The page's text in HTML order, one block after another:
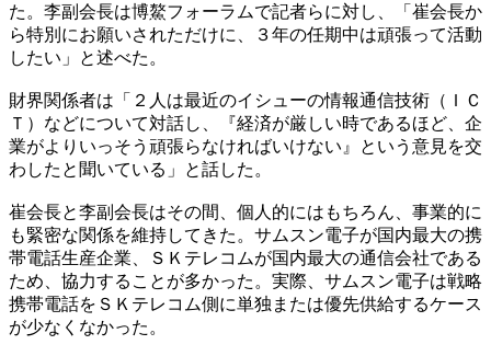
た。李副会長は博鰲フォーラムで記者らに対し、「崔会長か
ら特別にお願いされただけに、３年の任期中は頑張って活動
したい」と述べた。
財界関係者は「２人は最近のイシューの情報通信技術（ＩＣ
Ｔ）などについて対話し、『経済が厳しい時であるほど、企
業がよりいっそう頑張らなければいけない』という意見を交
わしたと聞いている」と話した。
崔会長と李副会長はその間、個人的にはもちろん、事業的に
も緊密な関係を維持してきた。サムスン電子が国内最大の携
帯電話生産企業、ＳＫテレコムが国内最大の通信会社である
ため、協力することが多かった。実際、サムスン電子は戦略
携帯電話をＳＫテレコム側に単独または優先供給するケース
が少なくなかった。